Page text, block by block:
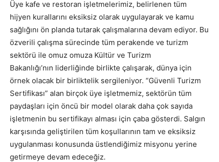
Üye kafe ve restoran işletmelerimiz, belirlenen tüm
hijyen kurallarını eksiksiz olarak uygulayarak ve kamu
sağlığını ön planda tutarak çalışmalarına devam ediyor. Bu
özverili çalışma sürecinde tüm perakende ve turizm
sektörü ile omuz omuza Kültür ve Turizm
Bakanlığı’nın liderliğinde birlikte çalışarak, dünya için
örnek olacak bir birliktelik sergileniyor. “Güvenli Turizm
Sertifikası” alan birçok üye işletmemiz, sektörün tüm
paydaşları için öncü bir model olarak daha çok sayıda
işletmenin bu sertifikayı alması için çaba gösterdi. Salgın
karşısında geliştirilen tüm koşullarının tam ve eksiksiz
uygulanması konusunda üstlendiğimiz misyonu yerine
getirmeye devam edeceğiz.